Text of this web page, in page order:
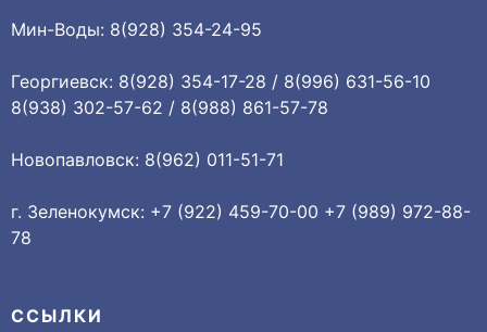
Мин-Воды: 8(928) 354-24-95
Георгиевск: 8(928) 354-17-28 / 8(996) 631-56-10
8(938) 302-57-62 / 8(988) 861-57-78
Новопавловск: 8(962) 011-51-71
г. Зеленокумск: +7 (922) 459-70-00 +7 (989) 972-88-
78
ССЫЛКИ